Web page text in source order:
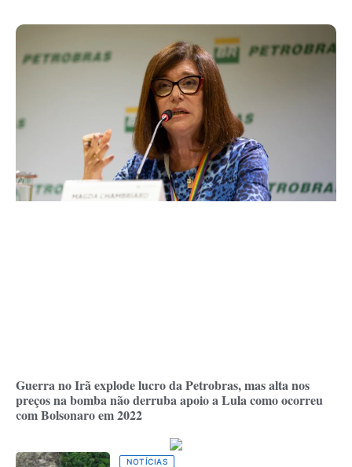
Guerra no Irã explode lucro da Petrobras, mas alta nos
preços na bomba não derruba apoio a Lula como ocorreu
com Bolsonaro em 2022
NOTÍCIAS